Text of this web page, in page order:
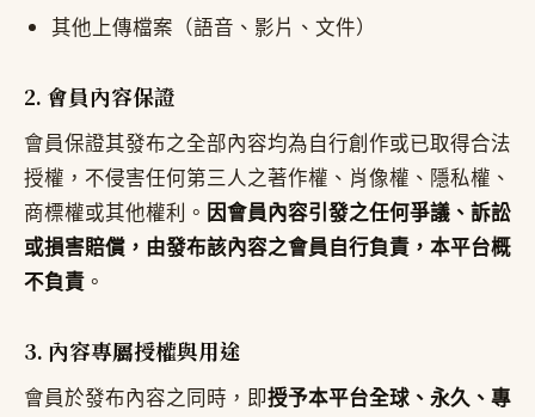
其他上傳檔案（語音、影片、文件）
2. 會員內容保證
會員保證其發布之全部內容均為自行創作或已取得合法
授權，不侵害任何第三人之著作權、肖像權、隱私權、
商標權或其他權利。 因會員內容引發之任何爭議、訴訟
或損害賠償，由發布該內容之會員自行負責，本平台概
不負責 。
3. 內容專屬授權與用途
會員於發布內容之同時，即授予本平台全球、永久、專